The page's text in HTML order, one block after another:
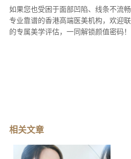
如果您也受困于面部凹陷、线条不流
专业靠谱的香港高端医美机构，欢迎
的专属美学评估，一同解锁颜值密码！
相关文章